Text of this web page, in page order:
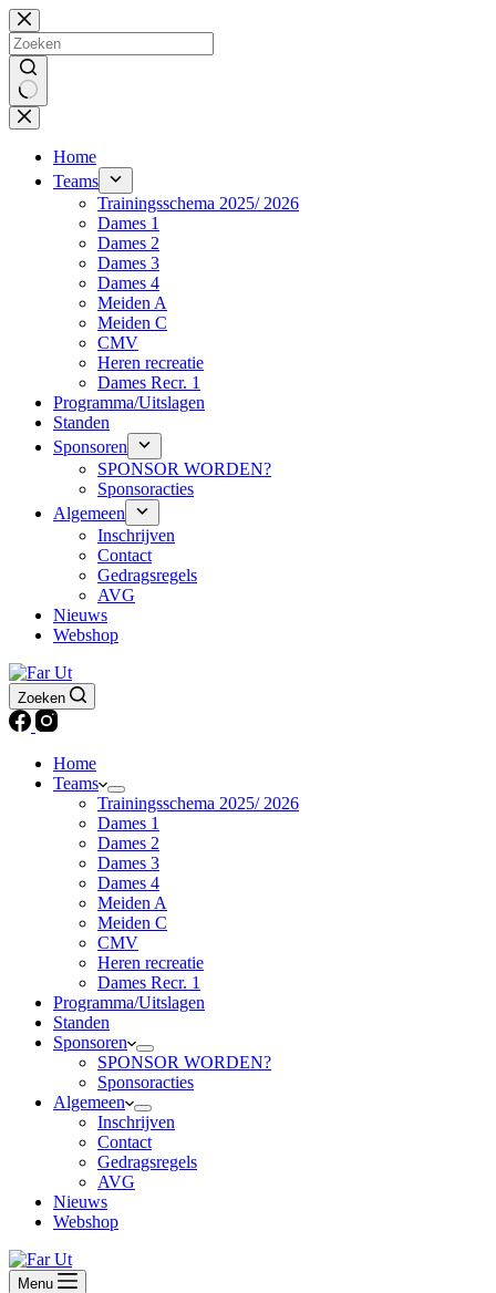
Ga
naar
de
inhoud
Geen
resultaten
Home
Teams
Trainingsschema 2025/ 2026
Dames 1
Dames 2
Dames 3
Dames 4
Meiden A
Meiden C
CMV
Heren recreatie
Dames Recr. 1
Programma/Uitslagen
Standen
Sponsoren
SPONSOR WORDEN?
Sponsoracties
Algemeen
Inschrijven
Contact
Gedragsregels
AVG
Nieuws
Webshop
Zoeken
Home
Teams
Trainingsschema 2025/ 2026
Dames 1
Dames 2
Dames 3
Dames 4
Meiden A
Meiden C
CMV
Heren recreatie
Dames Recr. 1
Programma/Uitslagen
Standen
Sponsoren
SPONSOR WORDEN?
Sponsoracties
Algemeen
Inschrijven
Contact
Gedragsregels
AVG
Nieuws
Webshop
Menu